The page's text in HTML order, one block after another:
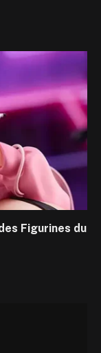
Figurines du